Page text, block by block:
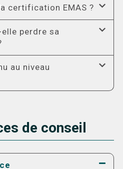
certification EMAS ?
perdre sa
au niveau
de conseil